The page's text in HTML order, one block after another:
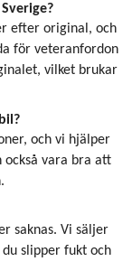
efter original, och
för veteranfordon
vilket brukar
och vi hjälper
också vara bra att
saknas. Vi säljer
slipper fukt och